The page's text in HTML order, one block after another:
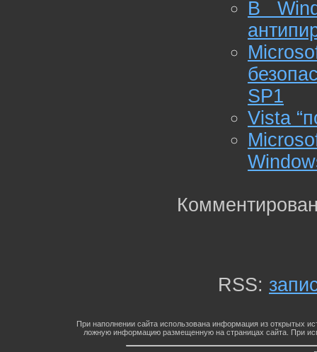
В
SP1
Vista
RSS:
При наполнении сайта использована информация из открытых
ложную информацию размещенную на страницах сайта. При